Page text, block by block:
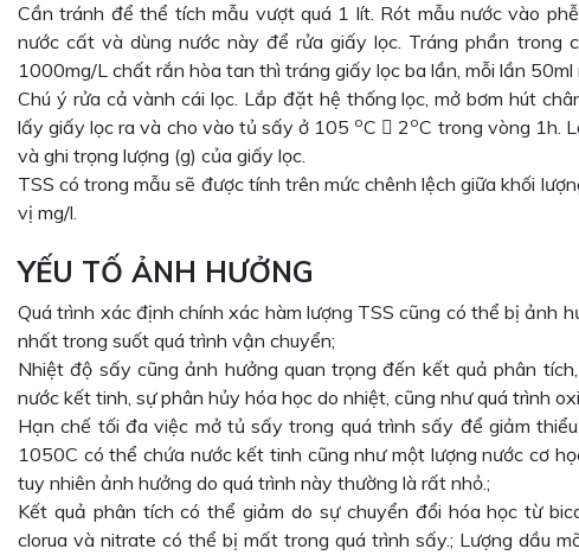
Cần tránh để thể tích mẫu vượt quá 1 lít. Rót mẫu nước vào
nước cất và dùng nước này để rửa giấy lọc. Tráng phần trong
1000mg/L chất rắn hòa tan thì tráng giấy lọc ba lần, mỗi lần 50ml
Chú ý rửa cả vành cái lọc. Lắp đặt hệ thống lọc, mở bơm hút
lấy giấy lọc ra và cho vào tủ sấy ở 105 oC  2 oC trong vòng 1h.
và ghi trọng lượng (g) của giấy lọc.
TSS có trong mẫu sẽ được tính trên mức chênh lệch giữa khối
vị mg/l.
YẾU TỐ ẢNH HƯỞNG
Quá trình xác định chính xác hàm lượng TSS cũng có thể bị ảnh
nhất trong suốt quá trình vận chuyển;
Nhiệt độ sấy cũng ảnh hưởng quan trọng đến kết quả phân
nước kết tinh, sự phân hủy hóa học do nhiệt, cũng như quá trình
Hạn chế tối đa việc mở tủ sấy trong quá trình sấy để giảm
1050C có thể chứa nước kết tinh cũng như một lượng nước cơ
tuy nhiên ảnh hưởng do quá trình này thường là rất nhỏ.;
Kết quả phân tích có thể giảm do sự chuyển đổi hóa học từ
clorua và nitrate có thể bị mất trong quá trình sấy.; Lượng dầu